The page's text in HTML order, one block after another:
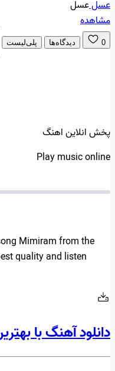
عسلعسل
مشاهده
0 دیدگاه‌ها پلی‌لیست
پخش انلاین اهنگ
Play music online
Mimiram from the
quality and listen
دانلود آهنگ با